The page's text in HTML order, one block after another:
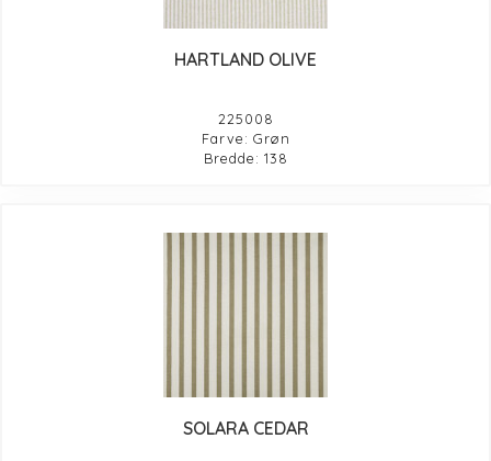
HARTLAND OLIVE
225008
Farve: Grøn
Bredde: 138
SOLARA CEDAR